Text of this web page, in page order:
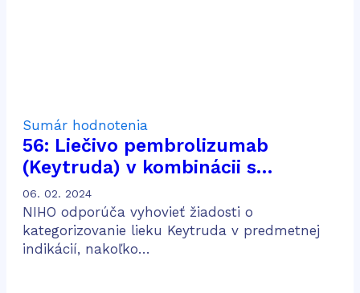
Sumár hodnotenia
56: Liečivo pembrolizumab
(Keytruda) v kombinácii s
chemoterapiou obsahujúcou
pemetrexed a platinu na liečbu
dospelých pacientov v prvej línii
metastatického neskvamózneho
06. 02. 2024
NIHO odporúča vyhovieť žiadosti o
kategorizovanie lieku Keytruda v predmetnej
indikácií, nakoľko…